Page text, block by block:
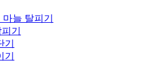
마늘 탈피기
기
기
기